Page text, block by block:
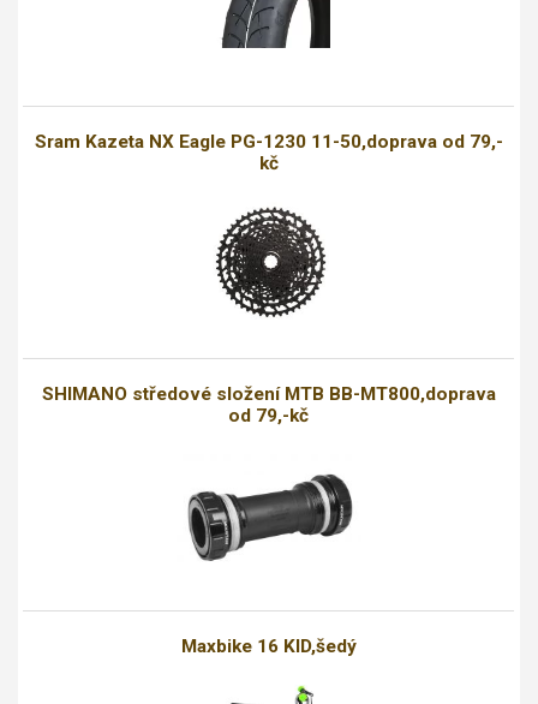
Sram Kazeta NX Eagle PG-1230 11-50,doprava od 79,-
kč
SHIMANO středové složení MTB BB-MT800,doprava
od 79,-kč
Maxbike 16 KID,šedý